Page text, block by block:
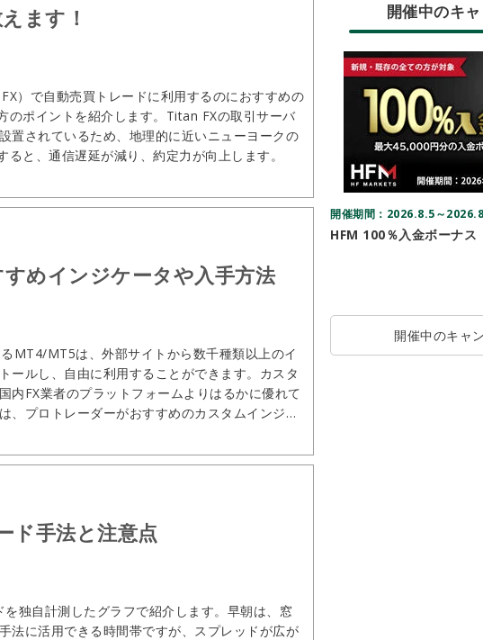
ます！
）で自動売買トレードに利用するのにおすすめの
のポイントを紹介します。Titan FXの取引サーバ
置されているため、地理的に近いニューヨークの
ると、通信遅延が減り、約定力が向上します。
めインジケータや入手方法
MT4/MT5は、外部サイトから数千種類以上のイ
ールし、自由に利用することができます。カスタ
内FX業者のプラットフォームよりはるかに優れて
、プロトレーダーがおすすめのカスタムインジケ
ド手法と注意点
独自計測したグラフで紹介します。早朝は、窓
法に活用できる時間帯ですが、スプレッドが広が
開催中のキ
開催期間：2026.8.5～
HFM 100％入金ボーナス
開催中のキャ